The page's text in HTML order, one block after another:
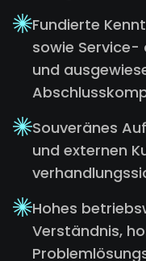
Fundierte
sowie
und
Souveränes
und externen
Hohes
Verständnis,